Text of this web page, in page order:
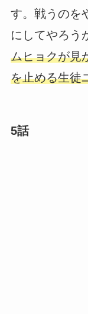
す。戦うのを
にしてやろう
ムヒョクが見
を止める生徒
5話